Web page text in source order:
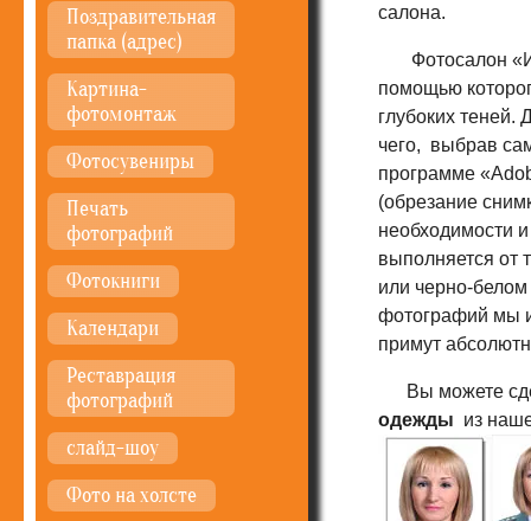
салона.
Фотосалон
помощью
глубоких теней.
чего, выбрав
программе
(обрезание
необходимости
выполняется от
или черно-
фотографий мы
примут
Вы можете
одежды из
Поздравительная
папка (адрес)
Картина-
фотомонтаж
Фотосувениры
Печать
фотографий
Фотокниги
Календари
Реставрация
фотографий
слайд-шоу
Фото на холсте